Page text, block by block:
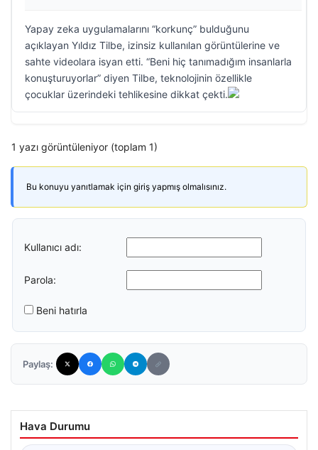
Yapay zeka uygulamalarını “korkunç” bulduğunu
açıklayan Yıldız Tilbe, izinsiz kullanılan görüntülerine ve
sahte videolara isyan etti. “Beni hiç tanımadığım insanlarla
konuşturuyorlar” diyen Tilbe, teknolojinin özellikle
çocuklar üzerindeki tehlikesine dikkat çekti.
1 yazı görüntüleniyor (toplam 1)
Bu konuyu yanıtlamak için giriş yapmış olmalısınız.
Kullanıcı adı:
Parola:
Beni hatırla
Paylaş:
Hava Durumu